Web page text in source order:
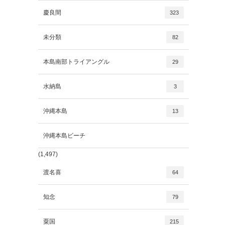
慶良間 323
未分類 82
本島南部トライアングル 29
水納島 3
沖縄本島 13
沖縄本島ビーチ
(1,497)
渡名喜 64
知念 79
粟国 215